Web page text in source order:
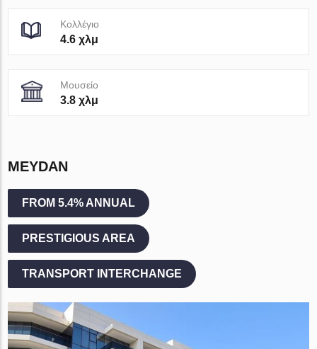
Κολλέγιο
4.6 χλμ
Μουσείο
3.8 χλμ
MEYDAN
FROM 5.4% ANNUAL
PRESTIGIOUS AREA
TRANSPORT INTERCHANGE